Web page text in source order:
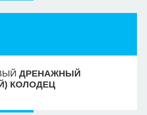
ДРЕНАЖНЫЙ
КОЛОДЕЦ